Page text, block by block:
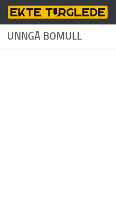
Skip to content
UNNGÅ BOMULL